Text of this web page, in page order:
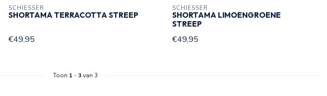
SCHIESSER
SHORTAMA TERRACOTTA STREEP
€49,95
SCHIESSER
SHORTAMA LIMOENGROENE
STREEP
€49,95
Toon 1 - 3van 3